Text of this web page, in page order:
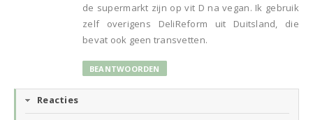
de supermarkt zijn op vit D na vegan. Ik gebruik
zelf overigens DeliReform uit Duitsland, die
bevat ook geen transvetten.
BEANTWOORDEN
Reacties